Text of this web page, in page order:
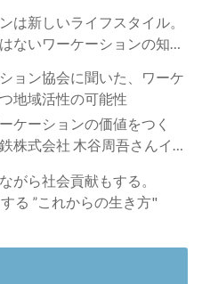
は新しいライフスタイル。
ないワーケーションの知ら
ョン協会に聞いた、ワーケ
地域活性の可能性
ケーションの価値をつく
株式会社 木谷周吾さんイン
がら社会貢献もする。
る ”これからの生き方"